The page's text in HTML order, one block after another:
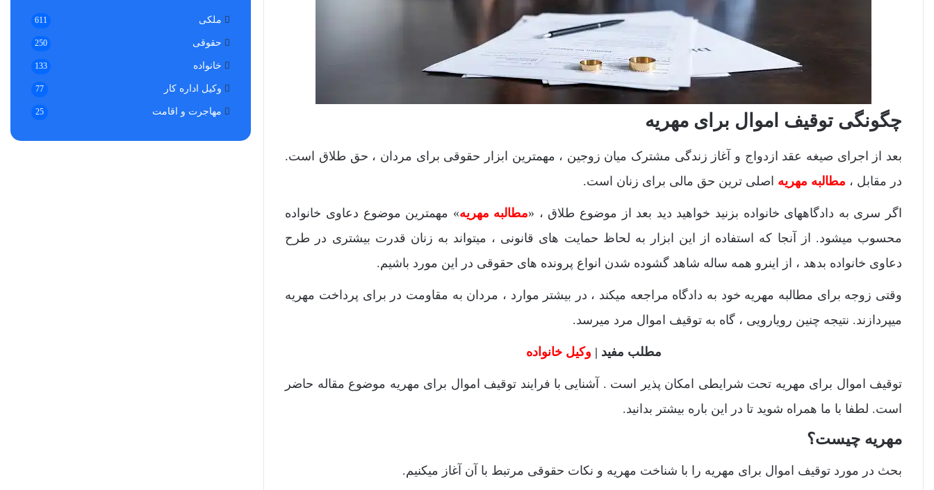
چگونگی توقیف اموال برای مهریه
بعد از اجرای صیغه عقد ازدواج و آغاز زندگی مشترک میان زوجین ، مهمترین ابزار حقوقی برای مردان ، حق طلاق است.
در مقابل ، مطالبه مهریه اصلی ترین حق مالی برای زنان است.
اگر سری به دادگاههای خانواده بزنید خواهید دید بعد از موضوع طلاق ، «مطالبه مهریه» مهمترین موضوع دعاوی خانواده
محسوب میشود. از آنجا که استفاده از این ابزار به لحاظ حمایت های قانونی ، میتواند به زنان قدرت بیشتری در طرح
دعاوی خانواده بدهد ، از اینرو همه ساله شاهد گشوده شدن انواع پرونده های حقوقی در این مورد باشیم.
وقتی زوجه برای مطالبه مهریه خود به دادگاه مراجعه میکند ، در بیشتر موارد ، مردان به مقاومت در برای پرداخت مهریه
میپردازند. نتیجه چنین رویارویی ، گاه به توقیف اموال مرد میرسد.
مطلب مفید | وکیل خانواده
توقیف اموال برای مهریه تحت شرایطی امکان پذیر است . آشنایی با فرایند توقیف اموال برای مهریه موضوع مقاله حاضر
است. لطفا با ما همراه شوید تا در این باره بیشتر بدانید.
مهریه چیست؟
بحث در مورد توقیف اموال برای مهریه را با شناخت مهریه و نکات حقوقی مرتبط با آن آغاز میکنیم.
ملکی 611
حقوقی 250
خانواده 133
وکیل اداره کار 77
مهاجرت و اقامت 25